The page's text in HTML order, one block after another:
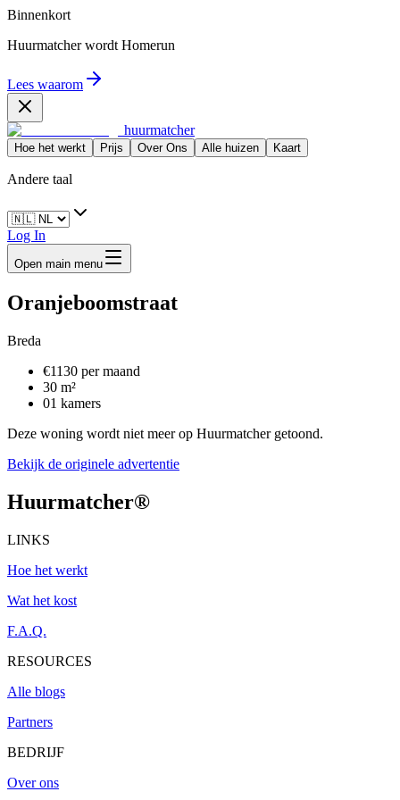
Binnenkort
Huurmatcher wordt Homerun
Lees waarom
huurmatcher
Hoe het werkt Prijs Over Ons Alle huizen Kaart
Andere taal
Log In
Open main menu
Oranjeboomstraat
Breda
€1130 per maand
30 m²
01 kamers
Deze woning wordt niet meer op Huurmatcher getoond.
Bekijk de originele advertentie
Huurmatcher®
LINKS
Hoe het werkt
Wat het kost
F.A.Q.
RESOURCES
Alle blogs
Partners
BEDRIJF
Over ons